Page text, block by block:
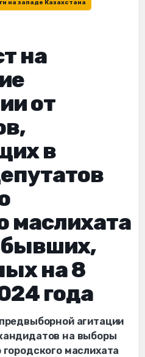
на западе Казахстана
на
от
в
маслихата
на 8
года
агитации
на выборы
маслихата